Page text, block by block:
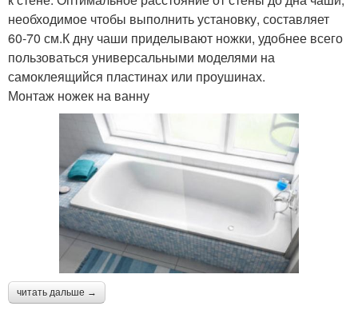
необходимое чтобы выполнить установку, составляет
60-70 см.К дну чаши приделывают ножки, удобнее всего
пользоваться универсальными моделями на
самоклеящийся пластинах или проушинах.
Монтаж ножек на ванну
читать дальше →